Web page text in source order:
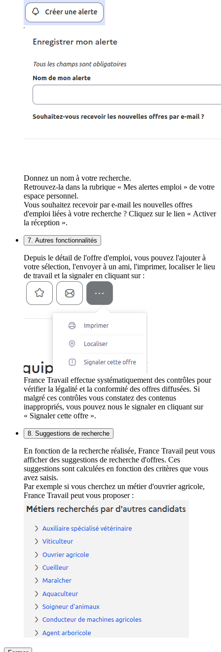
Donnez un nom à votre recherche.
Retrouvez-la dans la rubrique « Mes alertes emploi » de votre
espace personnel.
Vous souhaitez recevoir par e-mail les nouvelles offres
d'emploi liées à votre recherche ? Cliquez sur le lien « Activer
la réception ».
7. Autres fonctionnalités
Depuis le détail de l'offre d'emploi, vous pouvez l'ajouter à
votre sélection, l'envoyer à un ami, l'imprimer, localiser le lieu
de travail et la signaler en cliquant sur :
France Travail effectue systématiquement des contrôles pour
vérifier la légalité et la conformité des offres diffusées. Si
malgré ces contrôles vous constatez des contenus
inappropriés, vous pouvez nous le signaler en cliquant sur
« Signaler cette offre ».
8. Suggestions de recherche
En fonction de la recherche réalisée, France Travail peut vous
afficher des suggestions de recherche d'offres. Ces
suggestions sont calculées en fonction des critères que vous
avez saisis.
Par exemple si vous cherchez un métier d'ouvrier agricole,
France Travail peut vous proposer :